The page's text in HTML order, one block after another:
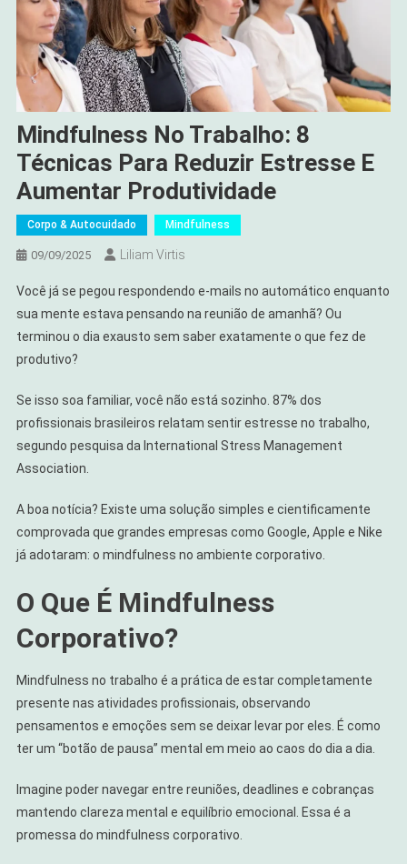
Mindfulness No Trabalho: 8
Técnicas Para Reduzir Estresse E
Aumentar Produtividade
Corpo & Autocuidado Mindfulness
09/09/2025 Liliam Virtis
Você já se pegou respondendo e-mails no automático enquanto
sua mente estava pensando na reunião de amanhã? Ou
terminou o dia exausto sem saber exatamente o que fez de
produtivo?
Se isso soa familiar, você não está sozinho. 87% dos
profissionais brasileiros relatam sentir estresse no trabalho,
segundo pesquisa da International Stress Management
Association.
A boa notícia? Existe uma solução simples e cientificamente
comprovada que grandes empresas como Google, Apple e Nike
já adotaram: o mindfulness no ambiente corporativo.
O Que É Mindfulness
Corporativo?
Mindfulness no trabalho é a prática de estar completamente
presente nas atividades profissionais, observando
pensamentos e emoções sem se deixar levar por eles. É como
ter um “botão de pausa” mental em meio ao caos do dia a dia.
Imagine poder navegar entre reuniões, deadlines e cobranças
mantendo clareza mental e equilíbrio emocional. Essa é a
promessa do mindfulness corporativo.